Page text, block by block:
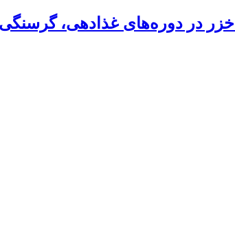
در دوره‌های غذادهی،